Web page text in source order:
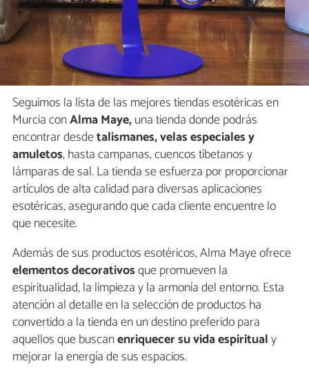
Seguimos la lista de las mejores tiendas esotéricas en
Murcia conAlma Maye,una tienda donde podrás
encontrar desdetalismanes, velas especiales y
amuletos, hasta campanas, cuencos tibetanos y
lámparas de sal. La tienda se esfuerza por proporcionar
artículos de alta calidad para diversas aplicaciones
esotéricas, asegurando que cada cliente encuentre lo
que necesite.
Además de sus productos esotéricos, Alma Maye ofrece
elementos decorativosque promueven la
espiritualidad, la limpieza y la armonía del entorno. Esta
atención al detalle en la selección de productos ha
convertido a la tienda en un destino preferido para
aquellos que buscanenriquecer su vida espiritualy
mejorar la energía de sus espacios.